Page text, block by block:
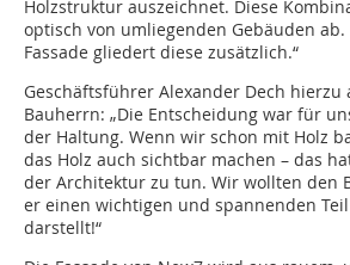
Holzstruktur auszeichnet. Diese
optisch von umliegenden Gebäuden
Fassade gliedert diese zusätzlich.“
Geschäftsführer Alexander Dech hierzu
Bauherrn: „Die Entscheidung war für
der Haltung. Wenn wir schon mit Holz
das Holz auch sichtbar machen – das
der Architektur zu tun. Wir wollten den
er einen wichtigen und spannenden
darstellt!“